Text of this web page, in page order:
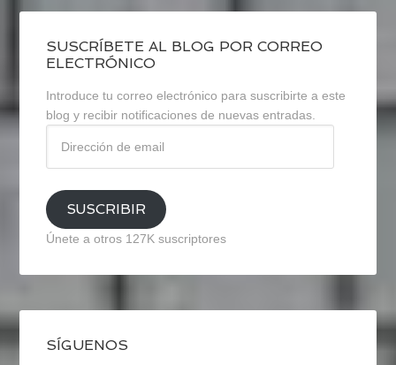
SUSCRÍBETE AL BLOG POR CORREO
ELECTRÓNICO
Introduce tu correo electrónico para suscribirte a este
blog y recibir notificaciones de nuevas entradas.
email
SUSCRIBIR
Únete a otros 127K suscriptores
SÍGUENOS